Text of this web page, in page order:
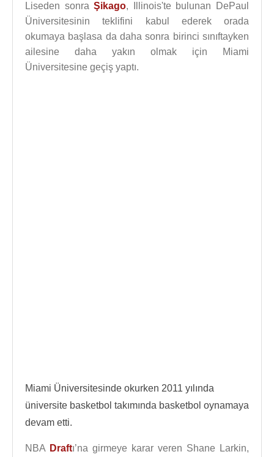
Liseden sonraŞikago, Illinois'te bulunan DePaul
Üniversitesinin teklifini kabul ederek orada
okumaya başlasa da daha sonra birinci sınıftayken
ailesine daha yakın olmak için Miami
Üniversitesine geçiş yaptı.
Miami Üniversitesinde okurken 2011 yılında
üniversite basketbol takımında basketbol oynamaya
devam etti.
NBA Draftı’na girmeye karar veren Shane Larkin,